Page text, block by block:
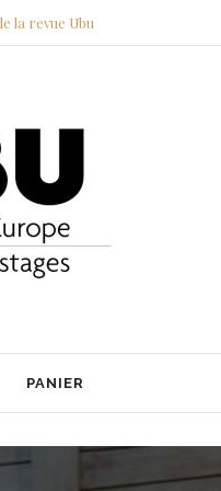
la revue Ubu
PANIER